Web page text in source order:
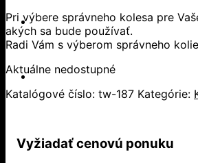
Pri výbere správneho kolesa pre
akých sa bude používať.
Radi Vám s výberom správneho
Aktuálne nedostupné
Katalógové číslo: tw-187 Kategórie:
Vyžiadať cenovú ponuku